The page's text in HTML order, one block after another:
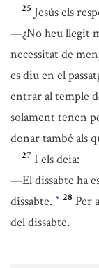
25 Jesús els
—¿No heu llegit
necessitat de
es diu en el
entrar al temple
solament tenen
donar també als
27 I els deia:
—El dissabte ha
dissabte. * 28 Per
del dissabte.